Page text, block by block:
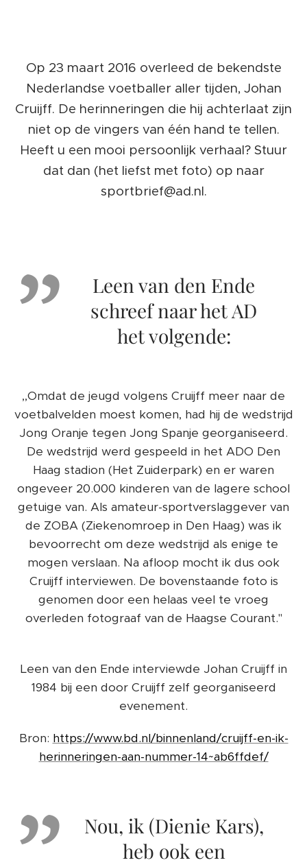
Op 23 maart 2016 overleed de bekendste
Nederlandse voetballer aller tijden, Johan
Cruijff. De herinneringen die hij achterlaat zijn
niet op de vingers van één hand te tellen.
Heeft u een mooi persoonlijk verhaal? Stuur
dat dan (het liefst met foto) op naar
sportbrief@ad.nl.
Leen van den Ende
schreef naar het AD
het volgende:
,,Omdat de jeugd volgens Cruijff meer naar de
voetbalvelden moest komen, had hij de wedstrijd
Jong Oranje tegen Jong Spanje georganiseerd.
De wedstrijd werd gespeeld in het ADO Den
Haag stadion (Het Zuiderpark) en er waren
ongeveer 20.000 kinderen van de lagere school
getuige van. Als amateur-sportverslaggever van
de ZOBA (Ziekenomroep in Den Haag) was ik
bevoorrecht om deze wedstrijd als enige te
mogen verslaan. Na afloop mocht ik dus ook
Cruijff interviewen. De bovenstaande foto is
genomen door een helaas veel te vroeg
overleden fotograaf van de Haagse Courant."
Leen van den Ende interviewde Johan Cruijff in
1984 bij een door Cruijff zelf georganiseerd
evenement.
Bron: https://www.bd.nl/binnenland/cruijff-en-ik-
herinneringen-aan-nummer-14~ab6ffdef/
Nou, ik (Dienie Kars),
heb ook een